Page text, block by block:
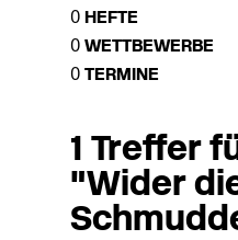
0 HEFTE
0 WETTBEWERBE
0 TERMINE
1 Treffer
"Wider